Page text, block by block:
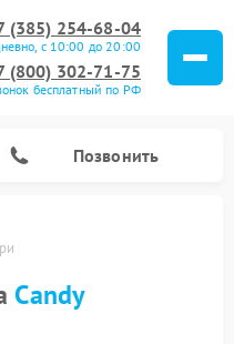
(385) 254-68-04
с 10:00 до 20:00
(800) 302-71-75
бесплатный по РФ
Позвонить
Candy